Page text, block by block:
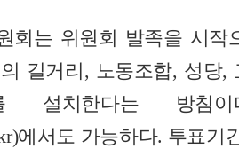
회는 위원회 발족을 시작
길거리, 노동조합, 성당,
설치한다는 방침
에서도 가능하다. 투표기